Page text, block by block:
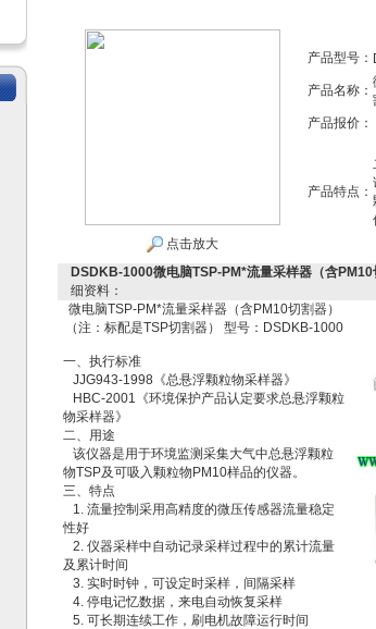
点击放大
产品型号：
产品名称：
产品报价：
产品特点：
DSDKB-1000微电脑TSP-PM*流量采样器（含PM10
细资料：
微电脑TSP-PM*流量采样器（含PM10切割器）
（注：标配是TSP切割器） 型号：DSDKB-1000
一、执行标准
JJG943-1998《总悬浮颗粒物采样器》
HBC-2001《环境保护产品认定要求总悬浮颗粒
物采样器》
二、用途
该仪器是用于环境监测采集大气中总悬浮颗粒
物TSP及可吸入颗粒物PM10样品的仪器。
三、特点
1. 流量控制采用高精度的微压传感器流量稳定
性好
2. 仪器采样中自动记录采样过程中的累计流量
及累计时间
3. 实时时钟，可设定时采样，间隔采样
4. 停电记忆数据，来电自动恢复采样
5. 可长期连续工作，刷电机故障运行时间